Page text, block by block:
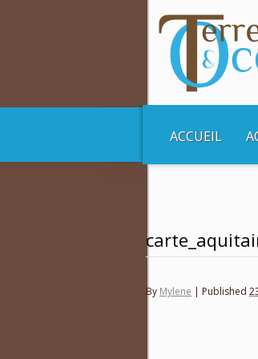
ACCUEIL
By Mylene | Published